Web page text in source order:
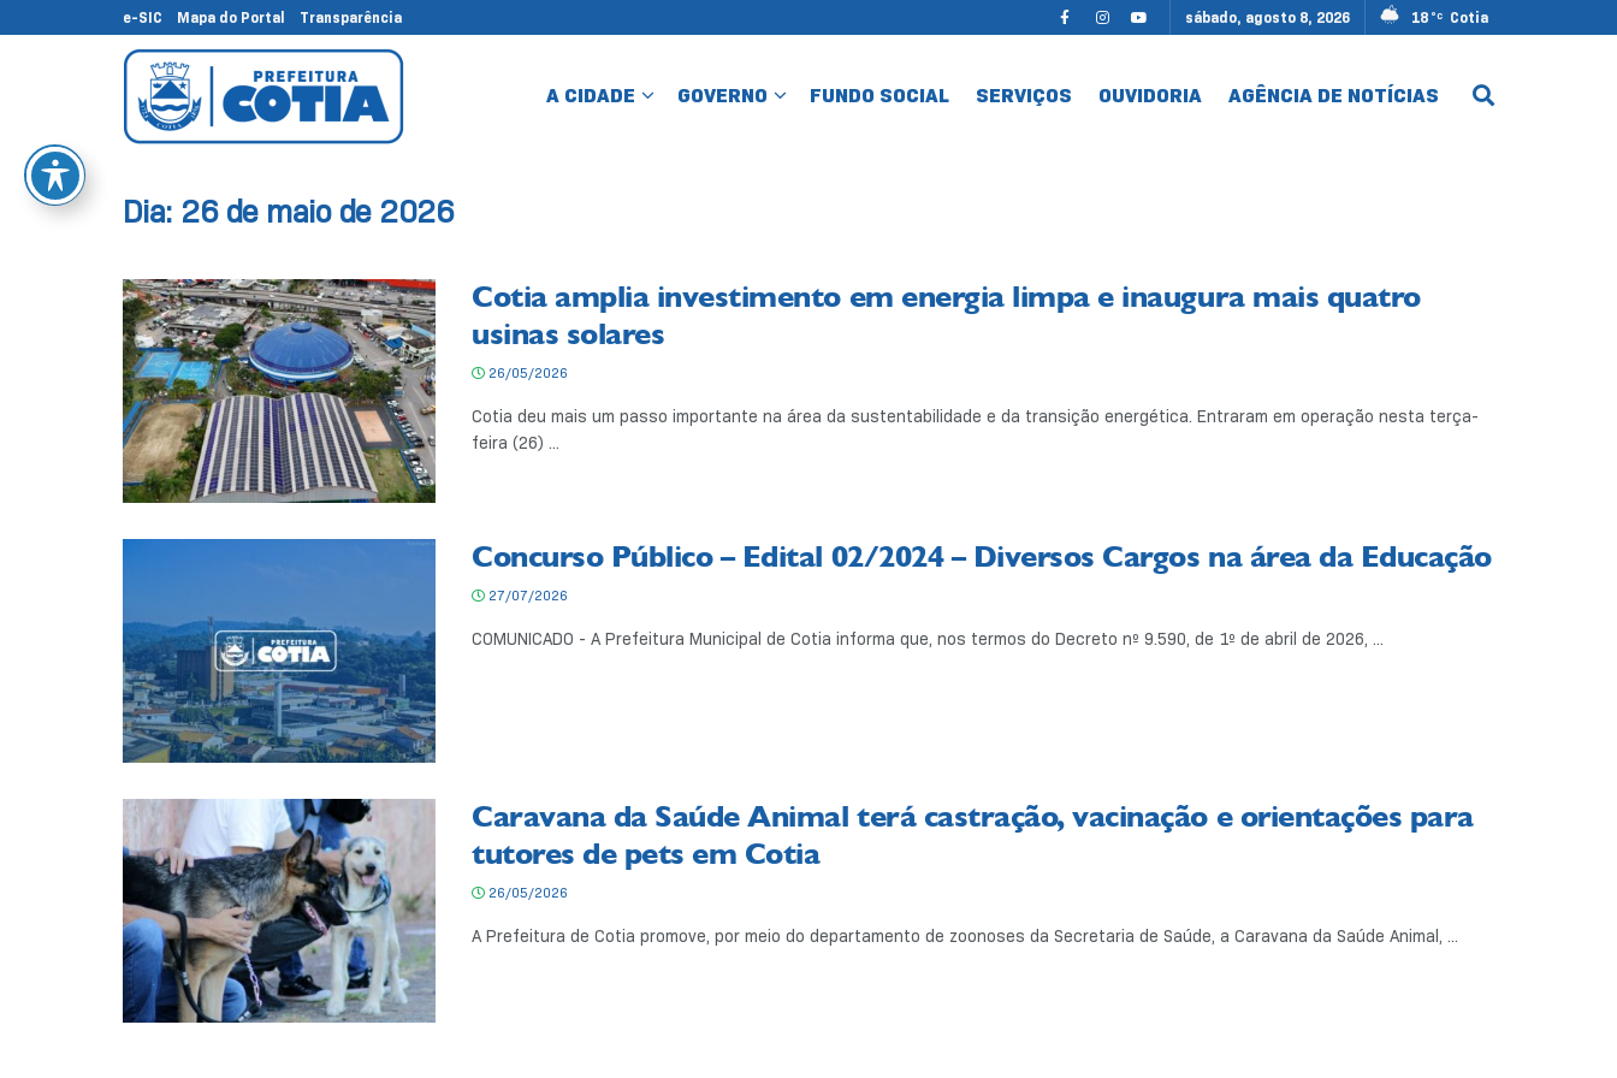
e-SIC Mapa do Portal Transparência sábado, agosto 8, 2026 18 °C Cotia
A CIDADE GOVERNO FUNDO SOCIAL SERVIÇOS OUVIDORIA AGÊNCIA DE NOTÍCIAS
Dia: 26 de maio de 2026
Cotia amplia investimento em energia limpa e inaugura mais quatro
usinas solares
26/05/2026
Cotia deu mais um passo importante na área da sustentabilidade e da transição energética. Entraram em operação nesta terça-
feira (26) ...
Concurso Público – Edital 02/2024 – Diversos Cargos na área da Educação
27/07/2026
COMUNICADO - A Prefeitura Municipal de Cotia informa que, nos termos do Decreto nº 9.590, de 1º de abril de 2026, ...
Caravana da Saúde Animal terá castração, vacinação e orientações para
tutores de pets em Cotia
26/05/2026
A Prefeitura de Cotia promove, por meio do departamento de zoonoses da Secretaria de Saúde, a Caravana da Saúde Animal, ...